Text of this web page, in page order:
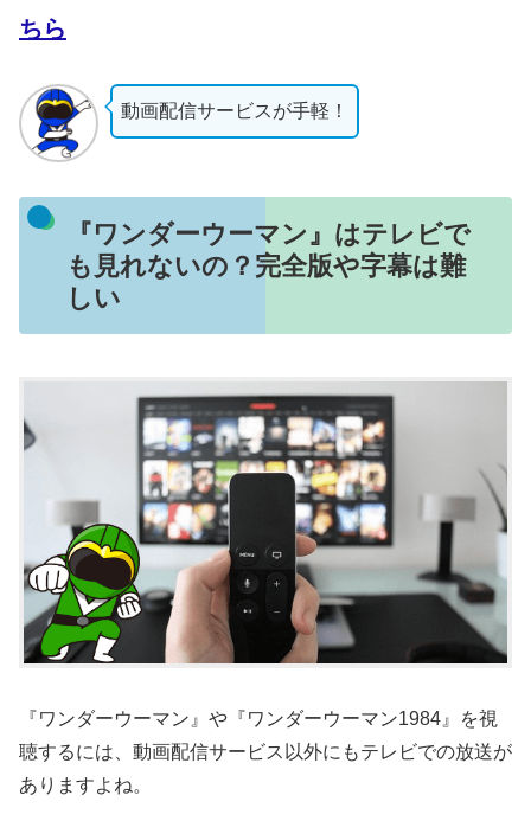
ちら
動画配信サービスが手軽！
『ワンダーウーマン』はテレビで
も見れないの？完全版や字幕は難
しい
『ワンダーウーマン』や『ワンダーウーマン1984』を視
聴するには、動画配信サービス以外にもテレビでの放送が
ありますよね。